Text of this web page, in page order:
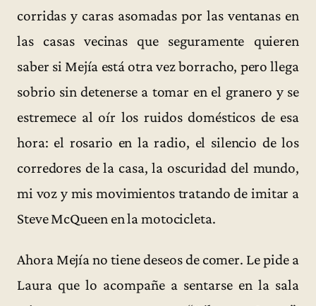
corridas y caras asomadas por las ventanas en
las casas vecinas que seguramente quieren
saber si Mejía está otra vez borracho, pero llega
sobrio sin detenerse a tomar en el granero y se
estremece al oír los ruidos domésticos de esa
hora: el rosario en la radio, el silencio de los
corredores de la casa, la oscuridad del mundo,
mi voz y mis movimientos tratando de imitar a
Steve McQueen en la motocicleta.
Ahora Mejía no tiene deseos de comer. Le pide a
Laura que lo acompañe a sentarse en la sala